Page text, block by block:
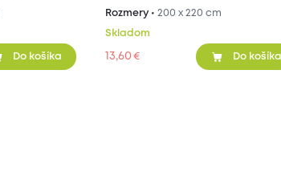
Do košíka
Rozmery •200 x 220 cm
Skladom
13,60 € Do košíka